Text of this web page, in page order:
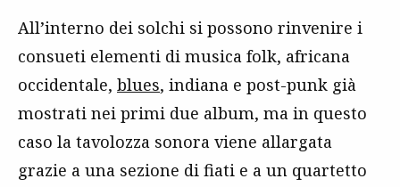
All’interno dei solchi si possono rinvenire i
consueti elementi di musica folk, africana
occidentale, blues, indiana e post-punk già
mostrati nei primi due album, ma in questo
caso la tavolozza sonora viene allargata
grazie a una sezione di fiati e a un quartetto